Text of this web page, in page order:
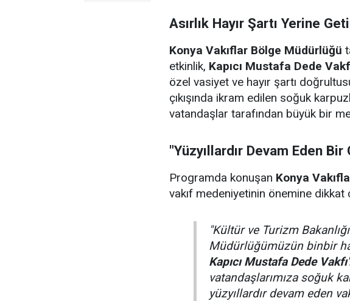
Asırlık Hayır Şartı Yerine
Konya Vakıflar Bölge Müdürlüğü
etkinlik, Kapıcı Mustafa Dede
özel vasiyet ve hayır şartı
çıkışında ikram edilen soğuk
vatandaşlar tarafından büyük bir
"Yüzyıllardır Devam Eden Bir
Programda konuşan Konya
vakıf medeniyetinin önemine dikkat
"Kültür ve Turizm
Müdürlüğümüzün binbir
Kapıcı Mustafa Dede Vakfı
vatandaşlarımıza soğuk
yüzyıllardır devam eden